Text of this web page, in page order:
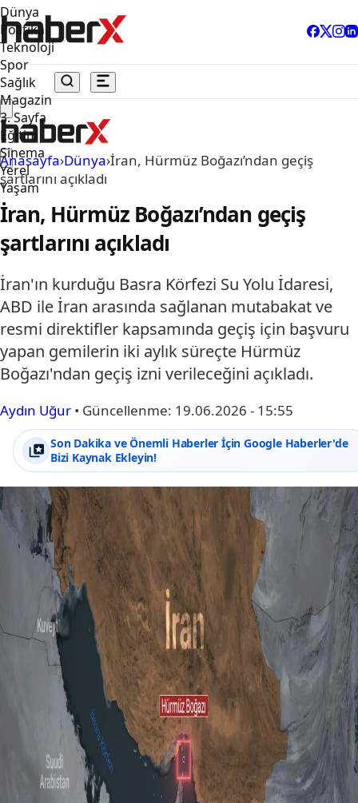
Dünya
Politika
Teknoloji
Spor
Sağlık
Magazin
3. Sayfa
Eğitim
Sinema
Yerel
Yaşam
Anasayfa›Dünya›İran, Hürmüz Boğazı’ndan geçiş
şartlarını açıkladı
İran, Hürmüz Boğazı’ndan geçiş
şartlarını açıkladı
İran'ın kurduğu Basra Körfezi Su Yolu İdaresi,
ABD ile İran arasında sağlanan mutabakat ve
resmi direktifler kapsamında geçiş için başvuru
yapan gemilerin iki aylık süreçte Hürmüz
Boğazı'ndan geçiş izni verileceğini açıkladı.
Aydın Uğur • Güncellenme: 19.06.2026 - 15:55
Son Dakika ve Önemli Haberler İçin Google Haberler'de
Bizi Kaynak Ekleyin!